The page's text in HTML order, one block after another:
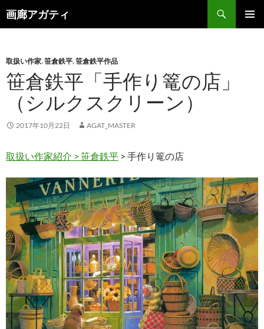
画廊アガティ
索
ン
ツ
へ
ッ
取扱い作家,笹倉鉄平,笹倉鉄平作品
笹倉鉄平「手作り篭の店」
（シルクスクリーン）
2017年10月22日 AGAT_MASTER
取扱い作家紹介 > 笹倉鉄平 > 手作り篭の店